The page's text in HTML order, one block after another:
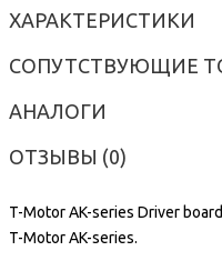
ХАРАКТЕРИСТИКИ
СОПУТСТВУЮЩИЕ
АНАЛОГИ
ОТЗЫВЫ (0)
T-Motor AK-series Driver
T-Motor AK-series.